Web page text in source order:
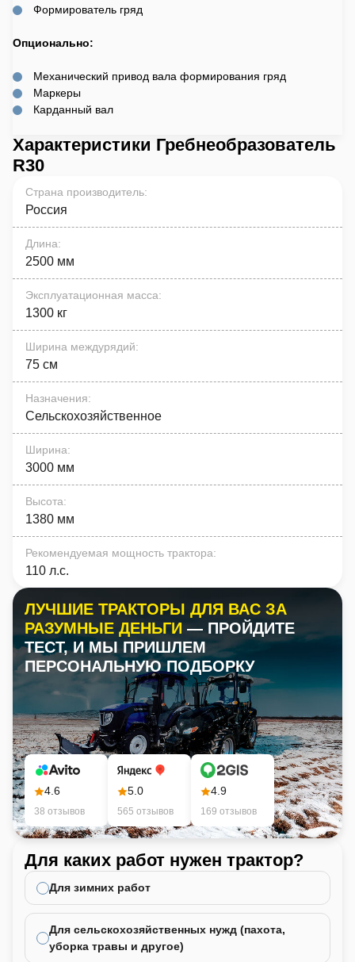
Формирователь гряд
Опционально:
Механический привод вала формирования гряд
Маркеры
Карданный вал
Характеристики Гребнеобразователь
R30
Страна производитель:
Россия
Длина:
2500 мм
Эксплуатационная масса:
1300 кг
Ширина междурядий:
75 см
Назначения:
Сельскохозяйственное
Ширина:
3000 мм
Высота:
1380 мм
Рекомендуемая мощность трактора:
110 л.с.
ЛУЧШИЕ ТРАКТОРЫ ДЛЯ ВАС ЗА
РАЗУМНЫЕ ДЕНЬГИ — ПРОЙДИТЕ
ТЕСТ, И МЫ ПРИШЛЕМ
ПЕРСОНАЛЬНУЮ ПОДБОРКУ
4.6
38 отзывов
5.0
565 отзывов
4.9
169 отзывов
Для каких работ нужен трактор?
Для зимних работ
Для сельскохозяйственных нужд (пахота,
уборка травы и другое)